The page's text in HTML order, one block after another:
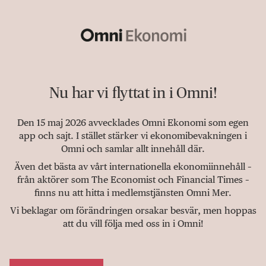
Nu har vi flyttat in i Omni!
Den 15 maj 2026 avvecklades Omni Ekonomi som egen
app och sajt. I stället stärker vi ekonomibevakningen i
Omni och samlar allt innehåll där.
Även det bästa av vårt internationella ekonomiinnehåll –
från aktörer som The Economist och Financial Times –
finns nu att hitta i medlemstjänsten Omni Mer.
Vi beklagar om förändringen orsakar besvär, men hoppas
att du vill följa med oss in i Omni!